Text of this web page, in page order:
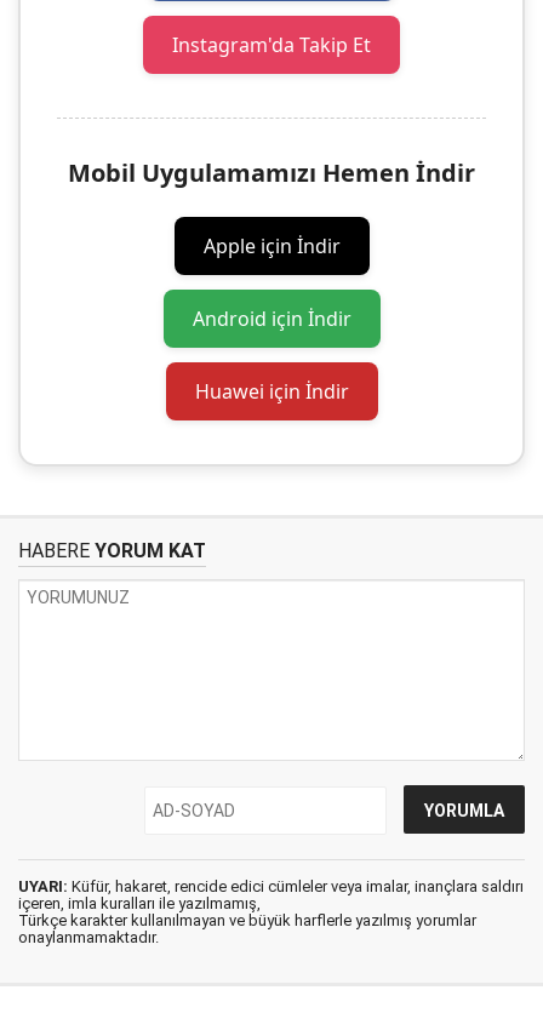
Instagram'da Takip Et
Mobil Uygulamamızı Hemen İndir
Apple için İndir
Android için İndir
Huawei için İndir
HABERE YORUM KAT
UYARI: Küfür, hakaret, rencide edici cümleler veya imalar, inançlara saldırı
içeren, imla kuralları ile yazılmamış,
Türkçe karakter kullanılmayan ve büyük harflerle yazılmış yorumlar
onaylanmamaktadır.